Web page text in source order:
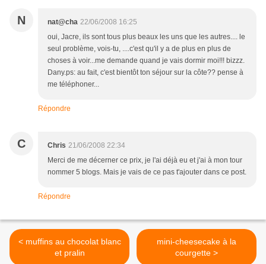
N nat@cha 22/06/2008 16:25
oui, Jacre, ils sont tous plus beaux les uns que les autres.... le
seul problème, vois-tu, ....c'est qu'il y a de plus en plus de
choses à voir...me demande quand je vais dormir moi!!! bizzz.
Dany.ps: au fait, c'est bientôt ton séjour sur la côte?? pense à
me téléphoner...
Répondre
C Chris 21/06/2008 22:34
Merci de me décerner ce prix, je l'ai déjà eu et j'ai à mon tour
nommer 5 blogs. Mais je vais de ce pas t'ajouter dans ce post.
Répondre
< muffins au chocolat blanc
et pralin
mini-cheesecake à la
courgette >